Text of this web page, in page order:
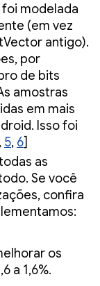
foi modelada
(em vez
antigo).
por
de bits
amostras
em mais
Isso foi
, 5, 6]
as
Se você
confira
os
a 1,6%.